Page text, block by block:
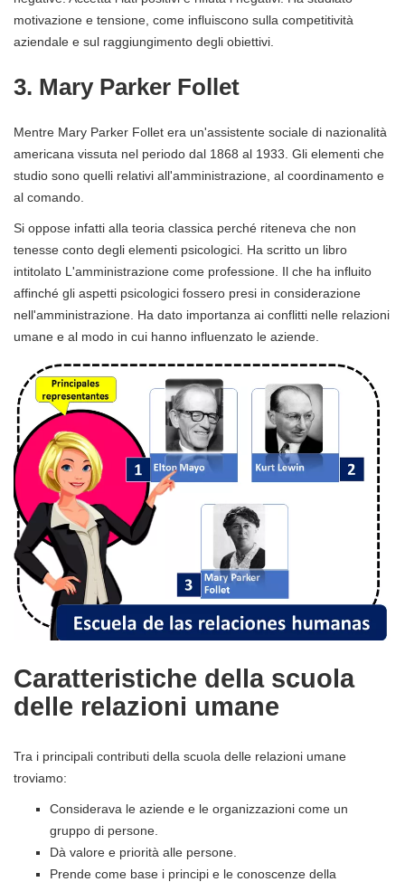
motivazione e tensione, come influiscono sulla competitività
aziendale e sul raggiungimento degli obiettivi.
3. Mary Parker Follet
Mentre Mary Parker Follet era un'assistente sociale di nazionalità
americana vissuta nel periodo dal 1868 al 1933. Gli elementi che
studio sono quelli relativi all'amministrazione, al coordinamento e
al comando.
Si oppose infatti alla teoria classica perché riteneva che non
tenesse conto degli elementi psicologici. Ha scritto un libro
intitolato L'amministrazione come professione. Il che ha influito
affinché gli aspetti psicologici fossero presi in considerazione
nell'amministrazione. Ha dato importanza ai conflitti nelle relazioni
umane e al modo in cui hanno influenzato le aziende.
Caratteristiche della scuola
delle relazioni umane
Tra i principali contributi della scuola delle relazioni umane
troviamo:
Considerava le aziende e le organizzazioni come un
gruppo di persone.
Dà valore e priorità alle persone.
Prende come base i principi e le conoscenze della